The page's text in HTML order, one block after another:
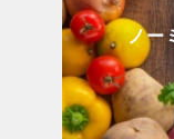
ノー